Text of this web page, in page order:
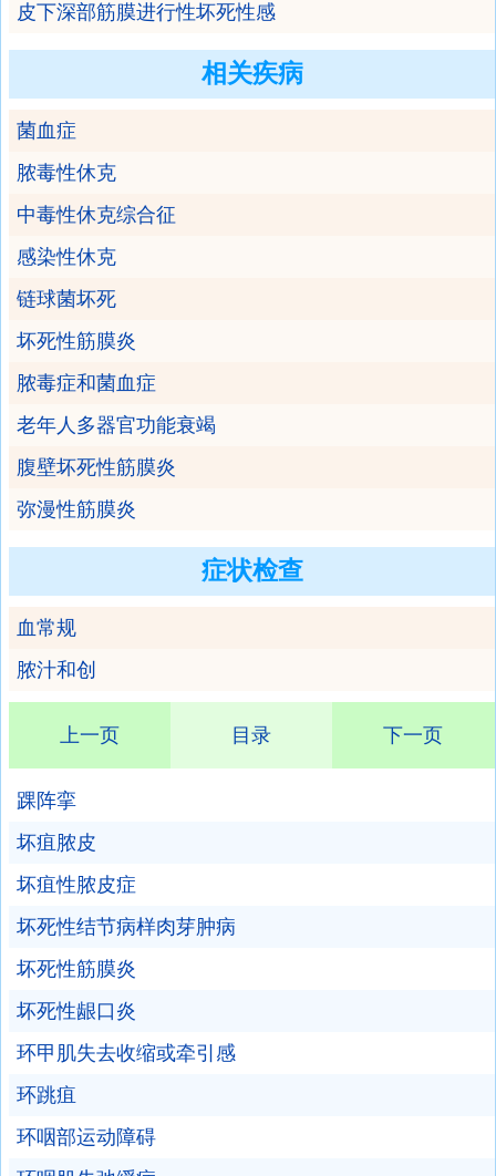
皮下深部筋膜进行性坏死性感
相关疾病
菌血症
脓毒性休克
中毒性休克综合征
感染性休克
链球菌坏死
坏死性筋膜炎
脓毒症和菌血症
老年人多器官功能衰竭
腹壁坏死性筋膜炎
弥漫性筋膜炎
症状检查
血常规
脓汁和创
上一页 目录 下一页
踝阵挛
坏疽脓皮
坏疽性脓皮症
坏死性结节病样肉芽肿病
坏死性筋膜炎
坏死性龈口炎
环甲肌失去收缩或牵引感
环跳疽
环咽部运动障碍